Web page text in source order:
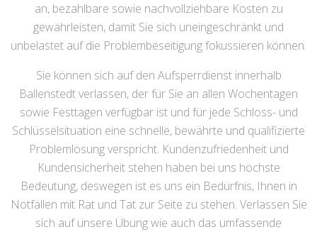
an, bezahlbare sowie nachvollziehbare Kosten zu
gewährleisten, damit Sie sich uneingeschränkt und
unbelastet auf die Problembeseitigung fokussieren können.
Sie können sich auf den Aufsperrdienst innerhalb
Ballenstedt verlassen, der für Sie an allen Wochentagen
sowie Festtagen verfügbar ist und für jede Schloss- und
Schlüsselsituation eine schnelle, bewährte und qualifizierte
Problemlösung verspricht. Kundenzufriedenheit und
Kundensicherheit stehen haben bei uns höchste
Bedeutung, deswegen ist es uns ein Bedürfnis, Ihnen in
Notfällen mit Rat und Tat zur Seite zu stehen. Verlassen Sie
sich auf unsere Übung wie auch das umfassende